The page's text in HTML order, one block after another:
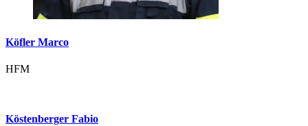
Köfler Marco
HFM
Köstenberger Fabio